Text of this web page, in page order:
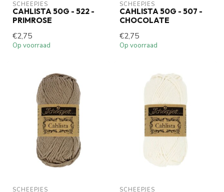
SCHEEPJES
CAHLISTA 50G - 522 -
PRIMROSE
€2,75
Op voorraad
SCHEEPJES
CAHLISTA 50G - 507 -
CHOCOLATE
€2,75
Op voorraad
SCHEEPJES SCHEEPJES